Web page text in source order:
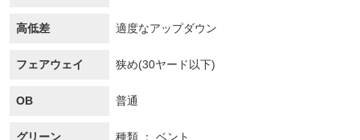
高低差 適度なアップダウン
フェアウェイ 狭め(30ヤード以下)
OB 普通
グリーン 種類
ベント